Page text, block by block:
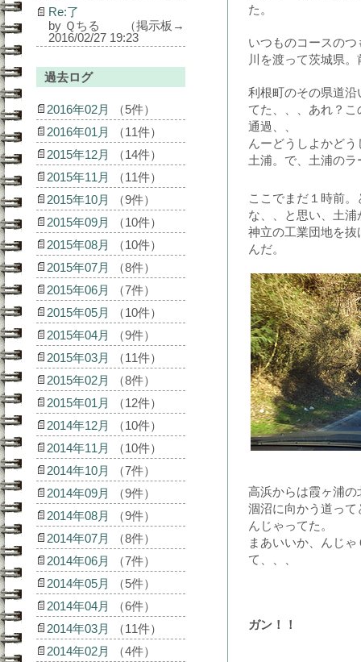
た。
いつものコースの
川を渡って茨城県
利根町のその県道
てた、、、あれ？
通過、、
んーどうしよかど
土浦。で、土浦の
ここでまだ１時前
な、、と思い、土
神立の工業団地を
んだ。
高浜からは霞ヶ浦
涸沼に向かう道っ
んじゃってた。
まあいいか、んじ
て、、、
ガン！！
Re:了
by Ｑちる （掲示板→
2016/02/27 19:23
過去ログ
2016年02月
（5件）
2016年01月
（11件）
2015年12月
（14件）
2015年11月
（11件）
2015年10月
（9件）
2015年09月
（10件）
2015年08月
（10件）
2015年07月
（8件）
2015年06月
（7件）
2015年05月
（10件）
2015年04月
（9件）
2015年03月
（11件）
2015年02月
（8件）
2015年01月
（12件）
2014年12月
（10件）
2014年11月
（10件）
2014年10月
（7件）
2014年09月
（9件）
2014年08月
（9件）
2014年07月
（8件）
2014年06月
（7件）
2014年05月
（5件）
2014年04月
（6件）
2014年03月
（11件）
2014年02月
（4件）